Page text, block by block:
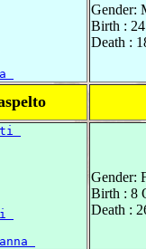
Gender:
Birth :
Death :
Gender:
Birth : 8
Death :